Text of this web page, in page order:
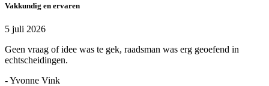
Vakkundig en ervaren
5 juli 2026
Geen vraag of idee was te gek, raadsman was erg geoefend in
echtscheidingen.
- Yvonne Vink